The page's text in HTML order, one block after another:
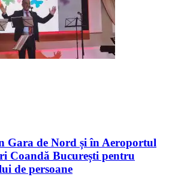
Gara de Nord și în Aeroportul
Coandă București pentru
de persoane